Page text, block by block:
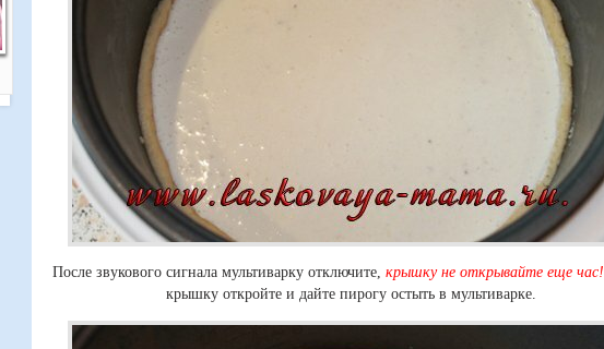
После звукового сигнала мультиварку отключите, крышку не открывайте еще час!
крышку откройте и дайте пирогу остыть в мультиварке.